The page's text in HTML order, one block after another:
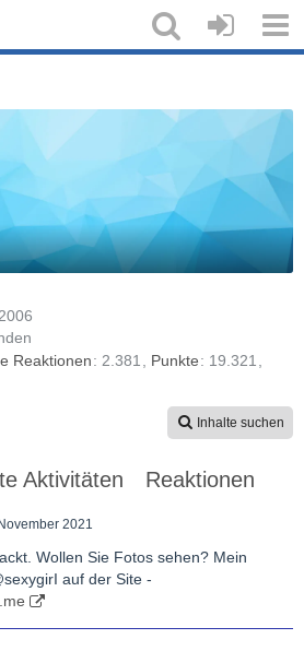
Reaktionen 2.381 Punkte
19.321
Inhalte suchen
Aktivitäten Reaktionen
2021
Wollen Sie Fotos sehen? Mein
auf der Site -